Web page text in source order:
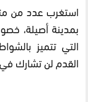
استغرب عدد من
بمدينة أصيلة،
التي تتميز
القدم لن تشارك